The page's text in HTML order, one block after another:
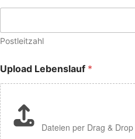
Postleitzahl
Upload Lebenslauf *
Dateien per Drag &